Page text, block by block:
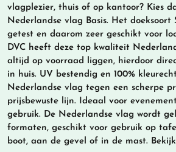
vlagplezier, thuis of op kantoor? Kies
Nederlandse vlag Basis. Het doeksoort
getest en daarom zeer geschikt voor
DVC heeft deze top kwaliteit
altijd op voorraad liggen, hierdoor
in huis. UV bestendig en 100%
Nederlandse vlag tegen een scherpe
prijsbewuste lijn. Ideaal voor
gebruik. De Nederlandse vlag wordt
formaten, geschikt voor gebruik op
boot, aan de gevel of in de mast.